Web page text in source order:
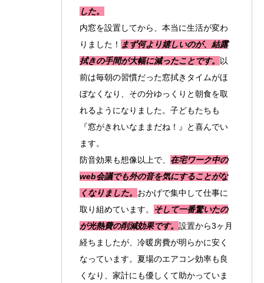
した。
内窓を設置してから、本当に生活が変わ
りました！ まず何より嬉しいのが、結露
拭きの手間が大幅に減ったことです。
以
前は毎朝の習慣だった窓拭きタイムがほ
ぼなくなり、その分ゆっくりと朝食を取
れるようになりました。子どもたちも
『窓がきれいなままだね！』と喜んでい
ます。
防音効果も想像以上で、 在宅ワーク中の
web会議でも外の音を気にすることがな
くなりました。 おかげで集中して仕事に
取り組めています。
そして一番驚いたの
が光熱費の削減効果です。 設置から3ヶ月
経ちましたが、冷暖房費が明らかに安く
なっています。夏場のエアコン効率も良
くなり、家計にも優しくて助かっていま